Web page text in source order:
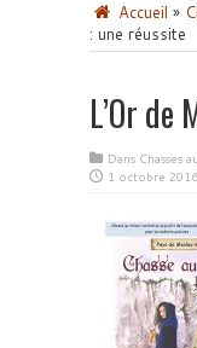
Accueil »
: une réussite
L’Or
Dans Chasses
1 octobre 2016